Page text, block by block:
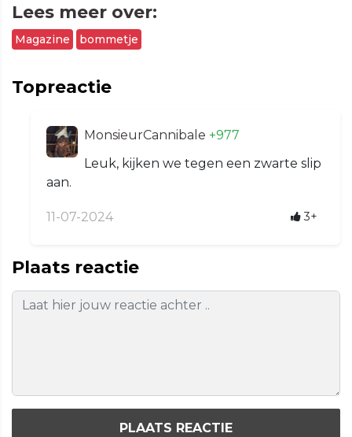
Lees meer over:
Magazine bommetje
Topreactie
MonsieurCannibale +977
Leuk, kijken we tegen een zwarte slip
aan.
11-07-2024 3+
Plaats reactie
PLAATS REACTIE